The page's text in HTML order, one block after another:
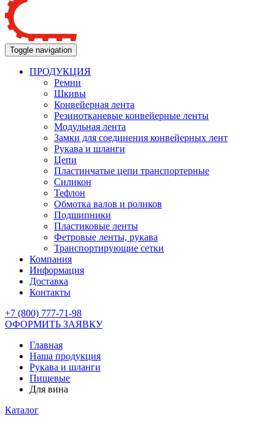
Toggle navigation
ПРОДУКЦИЯ
Ремни
Шкивы
Конвейерная лента
Резинотканевые конвейерные ленты
Модульная лента
Замки для соединения конвейерных лент
Рукава и шланги
Цепи
Пластинчатые цепи транспортерные
Силикон
Тефлон
Обмотка валов и роликов
Подшипники
Пластиковые ленты
Фетровые ленты, рукава
Транспортирующие сетки
Компания
Информация
Доставка
Контакты
+7 (800) 777-71-98
ОФОРМИТЬ ЗАЯВКУ
Главная
Наша продукция
Рукава и шланги
Пищевые
Для вина
Каталог